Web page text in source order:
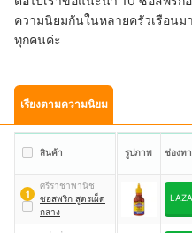
ความนิยมกันในหลายครัวเรือนม
ทุกคนค่ะ
เรียงตามความนิยม
สินค้า รูปภาพ ช่องท
1
ศรีราชาพานิช
ซอสพริก สูตรเผ็ด
กลาง